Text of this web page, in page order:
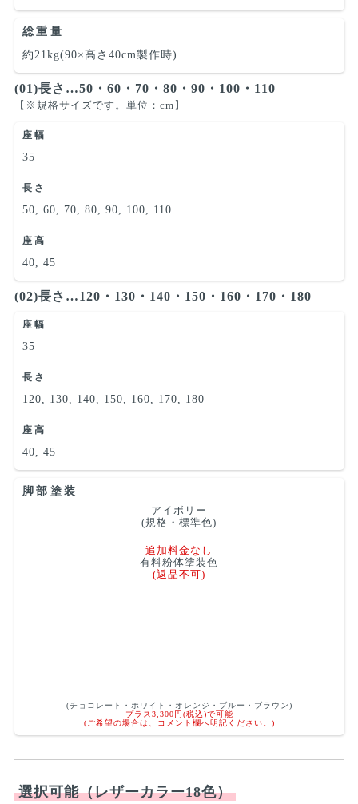
総重量
約21kg(90×高さ40cm製作時)
(01)長さ…50・60・70・80・90・100・110
【※規格サイズです。単位：cm】
座幅
35
長さ
50, 60, 70, 80, 90, 100, 110
座高
40, 45
(02)長さ…120・130・140・150・160・170・180
座幅
35
長さ
120, 130, 140, 150, 160, 170, 180
座高
40, 45
脚部塗装
アイボリー
(規格・標準色)
追加料金なし
有料粉体塗装色
(返品不可)
(チョコレート・ホワイト・オレンジ・ブルー・ブラウン)
プラス3,300円(税込)で可能
(ご希望の場合は、コメント欄へ明記ください。)
選択可能（レザーカラー18色）